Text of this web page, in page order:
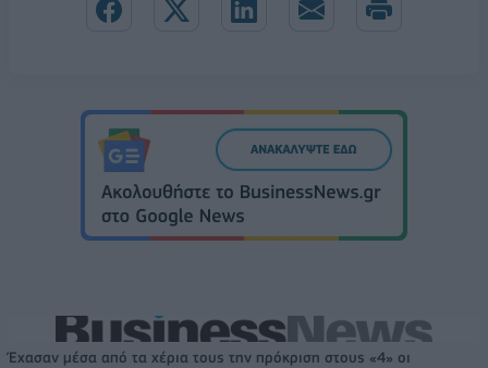
Έχασαν μέσα από τα χέρια τους την πρόκριση στους «4» οι